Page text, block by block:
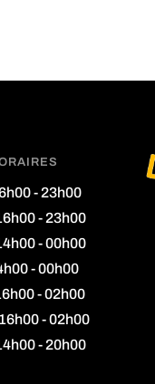
- 23h00
- 23h00
- 00h00
- 00h00
- 02h00
- 02h00
- 20h00